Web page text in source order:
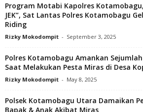
Program Motabi Kapolres
JEK”, Sat Lantas Polres Kotamobagu
Riding
Rizky Mokodompit - September 3, 2025
Polres Kotamobagu Amankan
Saat Melakukan Pesta Miras di Desa
Rizky Mokodompit - May 8, 2025
Polsek Kotamobagu Utara Damaikan
Bapak & Anak Akibat Miras